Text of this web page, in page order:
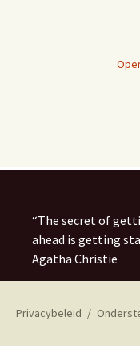
“The secret of
ahead is getting
Agatha Christie
Privacybeleid